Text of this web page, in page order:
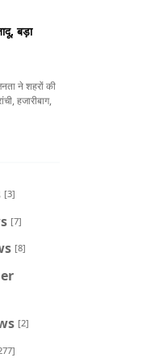
बड़ा
ने शहरों की
हजारीबाग,
[3]
[7]
[8]
[2]